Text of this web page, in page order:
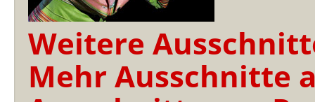
Weitere
Mehr Ausschnitte